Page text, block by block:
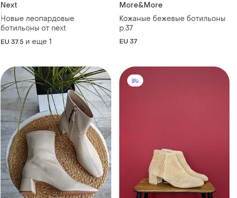
Next
Новые леопардовые
ботильоны от next
EU 37.5 и еще 1
More&More
Кожаные бежевые ботильоны
р.37
EU 37